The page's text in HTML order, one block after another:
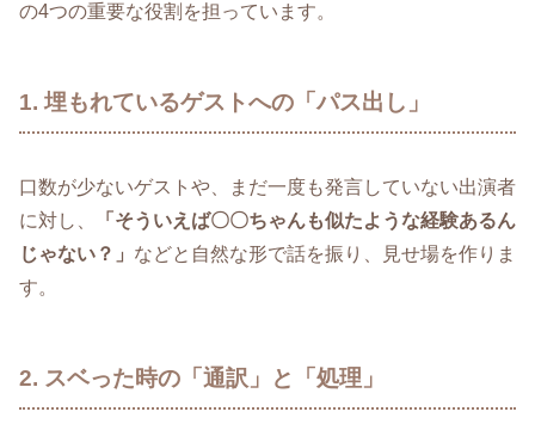
の4つの重要な役割を担っています。
1. 埋もれているゲストへの「パス出し」
口数が少ないゲストや、まだ一度も発言していない出演者
に対し、
「そういえば〇〇ちゃんも似たような経験あるん
じゃない？」 などと自然な形で話を振り、見せ場を作りま
す。
2. スベった時の「通訳」と「処理」